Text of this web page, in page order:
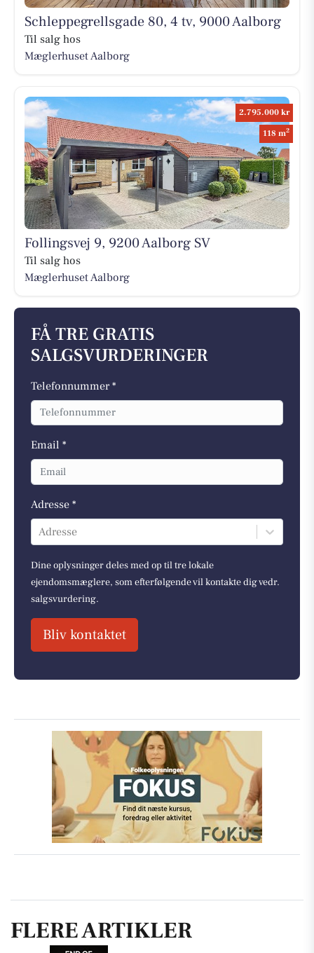
Schleppegrellsgade 80, 4 tv, 9000 Aalborg
Til salg hos
Mæglerhuset Aalborg
2.795.000 kr
118 m2
Follingsvej 9, 9200 Aalborg SV
Til salg hos
Mæglerhuset Aalborg
FÅ TRE GRATIS
SALGSVURDERINGER
Telefonnummer *
Email *
Adresse *
Adresse
Dine oplysninger deles med op til tre lokale
ejendomsmæglere, som efterfølgende vil kontakte dig vedr.
salgsvurdering.
Bliv kontaktet
FLERE ARTIKLER